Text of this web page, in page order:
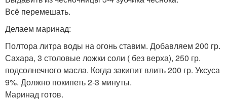
Всё перемешать.
Делаем маринад:
Полтора литра воды на огонь ставим. Добавляем 200 гр.
Сахара, 3 столовые ложки соли ( без верха), 250 гр.
подсолнечного масла. Когда закипит влить 200 гр. Уксуса
9%. Должно покипеть 2-3 минуты.
Маринад готов.